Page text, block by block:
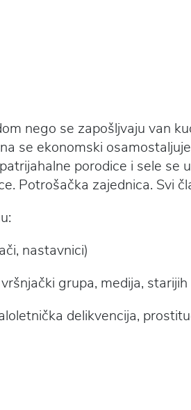
nego se zapošljvaju van
se ekonomski
porodice i sele se
Potrošačka zajednica. Svi
nastavnici)
grupa, medija, starijih
delikvencija,